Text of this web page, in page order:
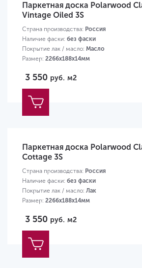
Паркетная доска Polarwood
Vintage Oiled 3S
Страна производства: Россия
Наличие фаски: без фаски
Покрытие лак / масло: Масло
Размер: 2266х188х14мм
3 550 руб. м2
Паркетная доска Polarwood
Cottage 3S
Страна производства: Россия
Наличие фаски: без фаски
Покрытие лак / масло: Лак
Размер: 2266х188х14мм
3 550 руб. м2